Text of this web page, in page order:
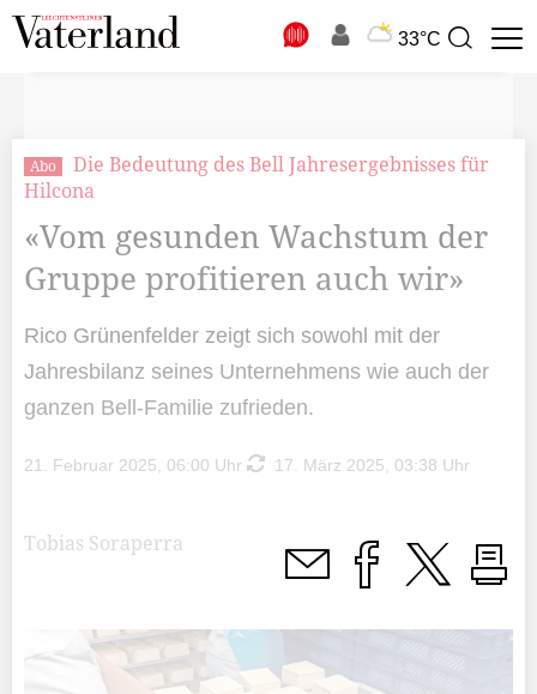
33°C
Suchbegriff
Abo
Die Bedeutung des Bell Jahresergebnisses für
Hilcona
«Vom gesunden Wachstum der
Gruppe profitieren auch wir»
Rico Grünenfelder zeigt sich sowohl mit der
Jahresbilanz seines Unternehmens wie auch der
ganzen Bell-Familie zufrieden.
21. Februar 2025, 06:00 Uhr 17. März 2025, 03:38 Uhr
Tobias Soraperra